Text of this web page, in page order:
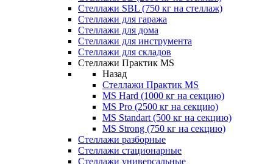
Стеллажи SBL (750 кг на стеллаж)
Стеллажи для гаража
Стеллажи для дома
Стеллажи для инструмента
Стеллажи для складов
Стеллажи Практик MS
Назад
Стеллажи Практик MS
MS Hard (1000 кг на секцию)
MS Pro (2500 кг на секцию)
MS Standart (500 кг на секцию)
MS Strong (750 кг на секцию)
Стеллажи разборные
Стеллажи стационарные
Стеллажи универсальные